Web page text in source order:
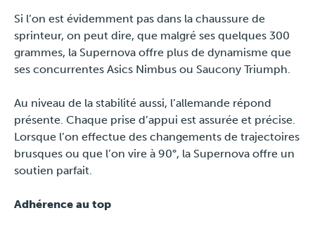
Si l’on est évidemment pas dans la chaussure de
sprinteur, on peut dire, que malgré ses quelques 300
grammes, la Supernova offre plus de dynamisme que
ses concurrentes Asics Nimbus ou Saucony Triumph.
Au niveau de la stabilité aussi, l’allemande répond
présente. Chaque prise d’appui est assurée et précise.
Lorsque l’on effectue des changements de trajectoires
brusques ou que l’on vire à 90°, la Supernova offre un
soutien parfait.
Adhérence au top